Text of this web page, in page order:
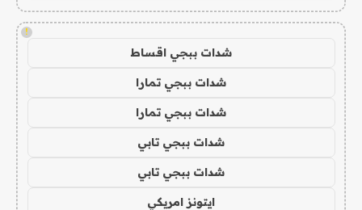
!
شدات ببجي اقساط
شدات ببجي تمارا
شدات ببجي تمارا
شدات ببجي تابي
شدات ببجي تابي
ايتونز امريكي